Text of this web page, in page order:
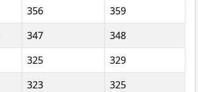
356
359
347
348
325
329
323
325